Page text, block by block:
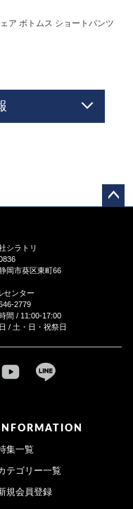
ア ボトムス ショートパンツ
シラトリ
岡市葵区東町66
センター
2779
間 / 11:00-17:00
/ 土・日・祝祭日
INFORMATION
集一覧
テゴリー一覧
規会員登録